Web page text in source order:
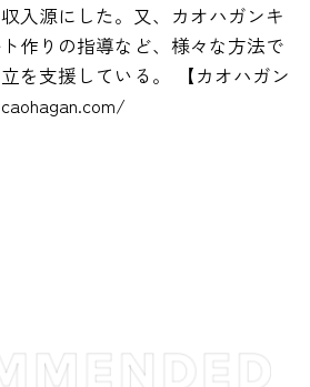
入源にした。又、カオハガンキ
作りの指導など、様々な方法で
を支援している。 【カオハガン